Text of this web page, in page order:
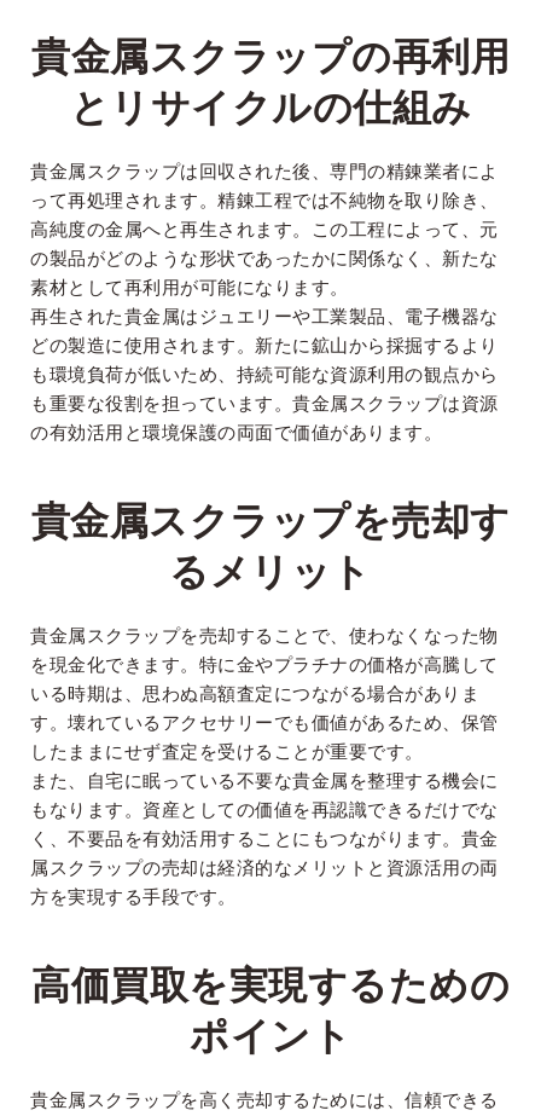
貴金属スクラップの再利用
とリサイクルの仕組み
貴金属スクラップは回収された後、専門の精錬業者によ
って再処理されます。精錬工程では不純物を取り除き、
高純度の金属へと再生されます。この工程によって、元
の製品がどのような形状であったかに関係なく、新たな
素材として再利用が可能になります。
再生された貴金属はジュエリーや工業製品、電子機器な
どの製造に使用されます。新たに鉱山から採掘するより
も環境負荷が低いため、持続可能な資源利用の観点から
も重要な役割を担っています。貴金属スクラップは資源
の有効活用と環境保護の両面で価値があります。
貴金属スクラップを売却す
るメリット
貴金属スクラップを売却することで、使わなくなった物
を現金化できます。特に金やプラチナの価格が高騰して
いる時期は、思わぬ高額査定につながる場合がありま
す。壊れているアクセサリーでも価値があるため、保管
したままにせず査定を受けることが重要です。
また、自宅に眠っている不要な貴金属を整理する機会に
もなります。資産としての価値を再認識できるだけでな
く、不要品を有効活用することにもつながります。貴金
属スクラップの売却は経済的なメリットと資源活用の両
方を実現する手段です。
高価買取を実現するための
ポイント
貴金属スクラップを高く売却するためには、信頼できる